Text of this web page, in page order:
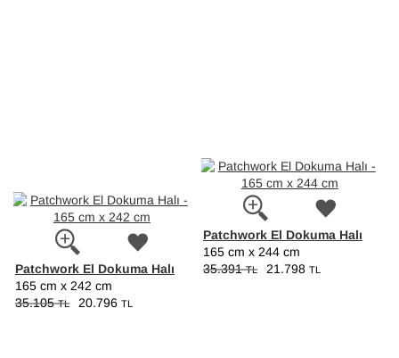
Patchwork El Dokuma Halı
165 cm x 244 cm
35.391TL 21.798 TL
Patchwork El Dokuma Halı
165 cm x 242 cm
35.105TL 20.796 TL